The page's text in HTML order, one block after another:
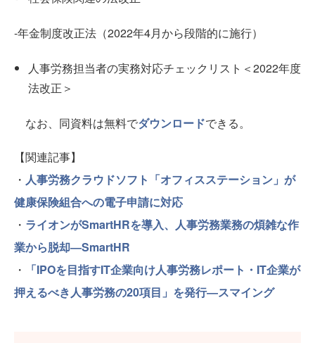
-年金制度改正法（2022年4月から段階的に施行）
人事労務担当者の実務対応チェックリスト＜2022年度
法改正＞
なお、同資料は無料でダウンロードできる。
【関連記事】
・ 人事労務クラウドソフト「オフィスステーション」が
健康保険組合への電子申請に対応
・ ライオンがSmartHRを導入、人事労務業務の煩雑な作
業から脱却―SmartHR
・
「IPOを目指すIT企業向け人事労務レポート・IT企業が
押えるべき人事労務の20項目」を発行―スマイング